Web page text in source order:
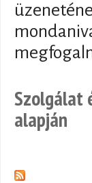
Szolgálat
alapján